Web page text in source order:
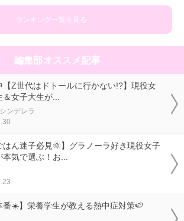
ランキング一覧を見る
編集部オススメ記事
【Z世代はドトールに行かない!?】現役女
女子大生が...
ンデレラ
はん迷子必見🌞】グラノーラ好き現役女子
本気で選ぶ！お...
番☀️】栄養学生が教える熱中症対策🍉